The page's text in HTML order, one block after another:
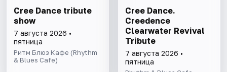
Cree Dance tribute
show
7 августа 2026 •
пятница
Ритм Блюз Кафе (Rhythm
& Blues Cafe)
Cree Dance.
Creedence
Clearwater Revival
Tribute
7 августа 2026 •
пятница